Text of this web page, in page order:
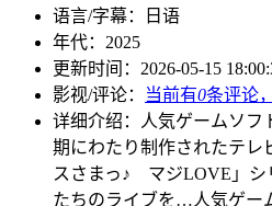
语言/字幕：
日语
年代： 2025
更新时间： 2026-05-15
影视/评论：
当前有0条评论，
详细介绍：
人気ゲームソフ
期にわたり制作されたテ
スさまっ♪ マジLOVE」シ
たちのライブを…人気ゲー